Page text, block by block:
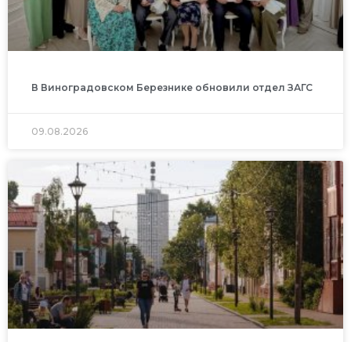
В Виноградовском Березнике обновили отдел ЗАГС
09.08.2026